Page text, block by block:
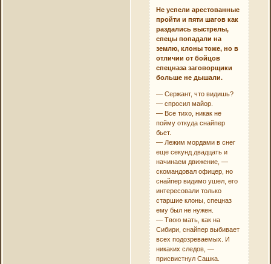
Не успели арестованные
пройти и пяти шагов как
раздались выстрелы,
спецы попадали на
землю, клоны тоже, но в
отличии от бойцов
спецназа заговорщики
больше не дышали.
— Сержант, что видишь?
— спросил майор.
— Все тихо, никак не
пойму откуда снайпер
бьет.
— Лежим мордами в снег
еще секунд двадцать и
начинаем движение, —
скомандовал офицер, но
снайпер видимо ушел, его
интересовали только
старшие клоны, спецназ
ему был не нужен.
— Твою мать, как на
Сибири, снайпер выбивает
всех подозреваемых. И
никаких следов, —
присвистнул Сашка.